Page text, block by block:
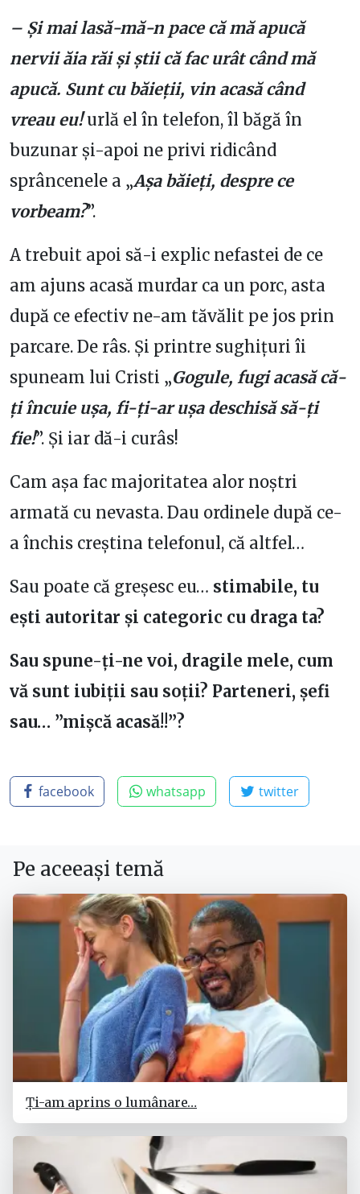
– Și mai lasă-mă-n pace că mă apucă
nervii ăia răi și știi că fac urât când mă
apucă. Sunt cu băieții, vin acasă când
vreau eu!urlă el în telefon, îl băgă în
buzunar și-apoi ne privi ridicând
sprâncenele a „Așa băieți, despre ce
vorbeam?”.
A trebuit apoi să-i explic nefastei de ce
am ajuns acasă murdar ca un porc, asta
după ce efectiv ne-am tăvălit pe jos prin
parcare. De râs. Și printre sughițuri îi
spuneam lui Cristi „Gogule, fugi acasă că-
ți încuie ușa, fi-ți-ar ușa deschisă să-ți
fie!”. Și iar dă-i curâs!
Cam așa fac majoritatea alor noștri
armată cu nevasta. Dau ordinele după ce-
a închis creștina telefonul, că altfel…
Sau poate că greșesc eu… stimabile, tu
ești autoritar și categoric cu draga ta?
Sau spune-ți-ne voi, dragile mele, cum
vă sunt iubiții sau soții? Parteneri, șefi
sau… ”mișcă acasă!!”?
facebook whatsapp twitter
Pe aceeași temă
Ți-am aprins o lumânare…